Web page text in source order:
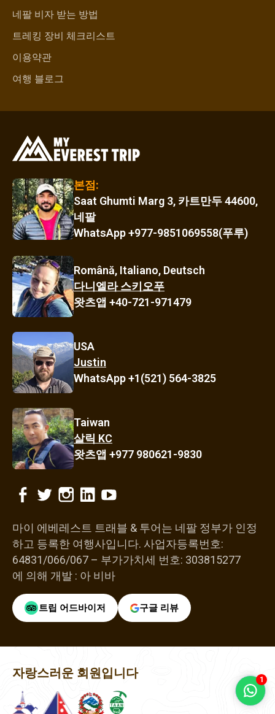
1
네팔 비자 받는 방법
트레킹 장비 체크리스트
이용약관
여행 블로그
본점:
Saat Ghumti Marg 3, 카트만두 44600,
네팔
WhatsApp +977-9851069558(푸루)
Română, Italiano, Deutsch
다니엘라 스키오푸
왓츠앱 +40-721-971479
USA
Justin
WhatsApp +1(521) 564-3825
Taiwan
살릭 KC
왓츠앱 +977 980621-9830
마이 에베레스트 트래블 & 투어는 네팔 정부가 인정
하고 등록한 여행사입니다. 사업자등록번호:
64831/066/067 – 부가가치세 번호: 303815277
에 의해 개발 : 아 비바
트립 어드바이저 구글 리뷰
자랑스러운 회원입니다